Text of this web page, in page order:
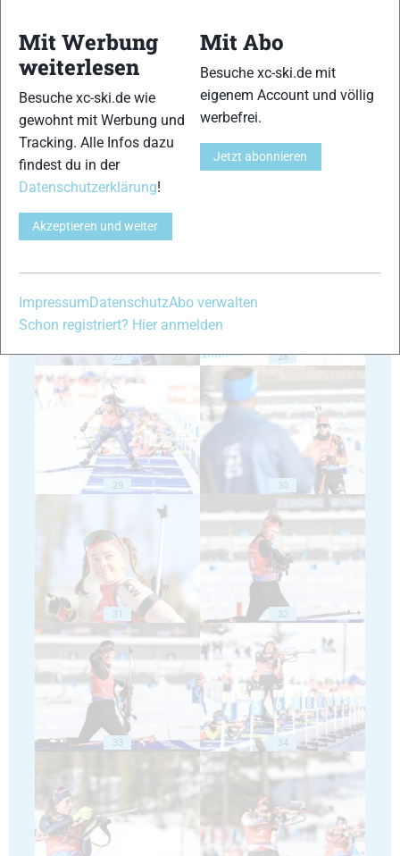
23 24
25
27 28
29 30
31 32
33 34
Mit Werbung
weiterlesen
Besuche xc-ski.de wie
gewohnt mit Werbung und
Tracking. Alle Infos dazu
findest du in der
Datenschutzerklärung!
Akzeptieren und weiter
Mit Abo
Besuche xc-ski.de mit
eigenem Account und völlig
werbefrei.
Jetzt abonnieren
ImpressumDatenschutzAbo verwalten
Schon registriert? Hier anmelden